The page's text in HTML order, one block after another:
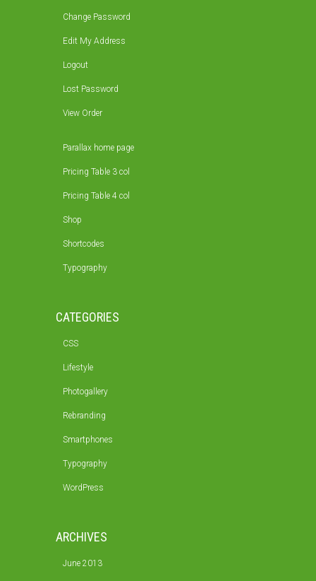
Change Password
Edit My Address
Logout
Lost Password
View Order
Parallax home page
Pricing Table 3 col
Pricing Table 4 col
Shop
Shortcodes
Typography
CATEGORIES
CSS
Lifestyle
Photogallery
Rebranding
Smartphones
Typography
WordPress
ARCHIVES
June 2013